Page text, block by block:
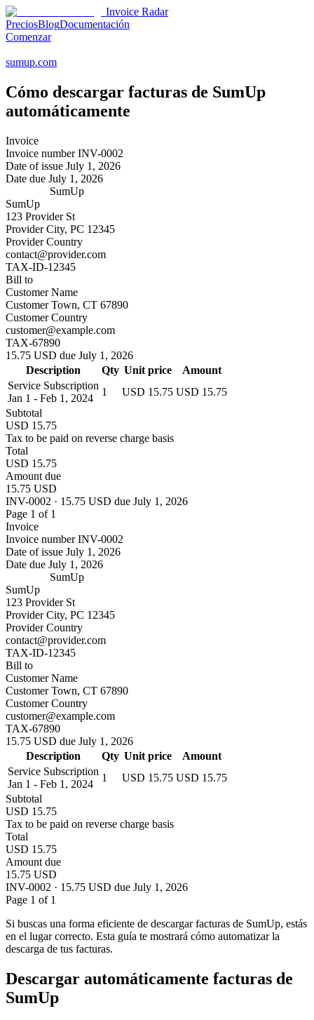
Invoice Radar
PreciosBlogDocumentación
Comenzar
sumup.com
Cómo descargar facturas de SumUp
automáticamente
Invoice
Invoice numberINV-0002
Date of issue July 1, 2026
Date due July 1, 2026
SumUp
SumUp
123 Provider St
Provider City, PC 12345
Provider Country
contact@provider.com
TAX-ID-12345
Bill to
Customer Name
Customer Town, CT 67890
Customer Country
customer@example.com
TAX-67890
15.75 USD due July 1, 2026
Description
Qty Unit price
Amount
Service Subscription
Jan 1 - Feb 1, 2024
1 USD 15.75 USD 15.75
Subtotal
USD 15.75
Tax to be paid on reverse charge basis
Total
USD 15.75
Amount due
15.75 USD
INV-0002 · 15.75 USD due July 1, 2026
Page 1 of 1
Invoice
Invoice numberINV-0002
Date of issue July 1, 2026
Date due July 1, 2026
SumUp
SumUp
123 Provider St
Provider City, PC 12345
Provider Country
contact@provider.com
TAX-ID-12345
Bill to
Customer Name
Customer Town, CT 67890
Customer Country
customer@example.com
TAX-67890
15.75 USD due July 1, 2026
Description
Qty Unit price
Amount
Service Subscription
Jan 1 - Feb 1, 2024
1 USD 15.75 USD 15.75
Subtotal
USD 15.75
Tax to be paid on reverse charge basis
Total
USD 15.75
Amount due
15.75 USD
INV-0002 · 15.75 USD due July 1, 2026
Page 1 of 1
Si buscas una forma eficiente de descargar facturas de SumUp, estás
en el lugar correcto. Esta guía te mostrará cómo automatizar la
descarga de tus facturas.
Descargar automáticamente facturas de
SumUp